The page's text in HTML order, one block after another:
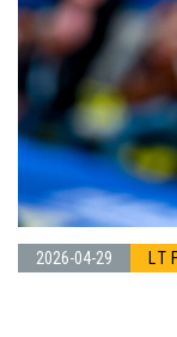
2026-04-29 LTF